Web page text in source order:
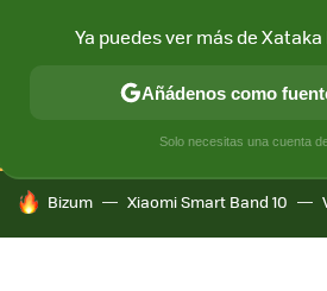
CONECTIVIDAD MÓVIL Y SOCIEDAD
HOY SE HABLA DE
Bizum Xiaomi Smart Band 10
Ya puedes ver más de
Añádenos como
Solo necesitas una cuenta